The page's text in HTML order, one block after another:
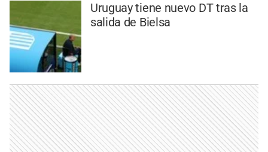
Uruguay tiene nuevo DT tras la
salida de Bielsa